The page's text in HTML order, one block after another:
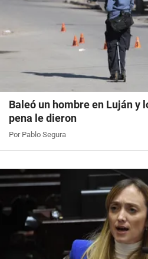
Baleó un hombre en Luján y
pena le dieron
Por Pablo Segura